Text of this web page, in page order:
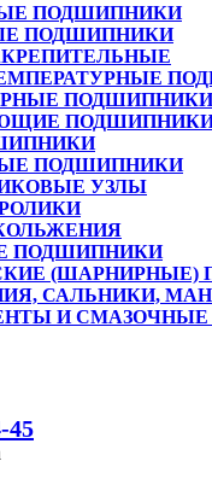
ПОДШИПНИКИ
ПОДШИПНИКИ
ПОДШИПНИКИ
ПОДШИПНИКИ
УЗЛЫ
ПОДШИПНИКИ
(ШАРНИРНЫЕ)
САЛЬНИКИ,
И
45